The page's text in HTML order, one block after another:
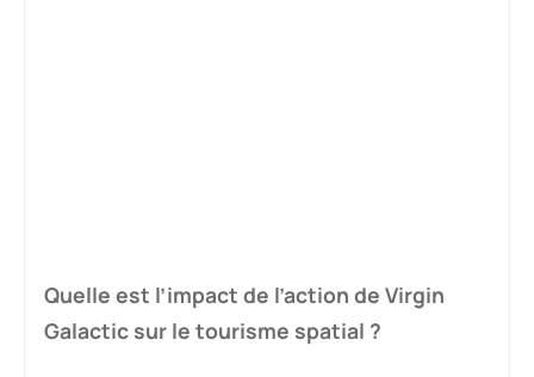
Quelle est l’impact de l’action de Virgin
Galactic sur le tourisme spatial ?